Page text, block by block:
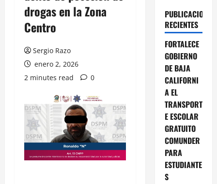
drogas en la Zona
Centro
Sergio Razo
enero 2, 2026
2 minutes read
0
PUBLICACIONES
RECIENTES
FORTALECE
GOBIERNO
DE BAJA
CALIFORNI
A EL
TRANSPORT
E ESCOLAR
GRATUITO
COMUNDER
PARA
ESTUDIANTE
S